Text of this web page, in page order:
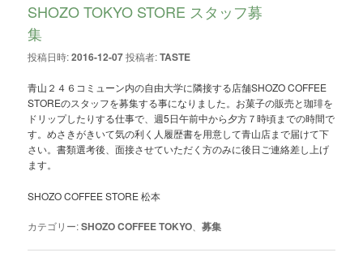
SHOZO TOKYO STORE スタッフ募
集
投稿日時:2016-12-07投稿者:TASTE
青山２４６コミューン内の自由大学に隣接する店舗SHOZO COFFEE
STOREのスタッフを募集する事になりました。お菓子の販売と珈琲を
ドリップしたりする仕事で、週5日午前中から夕方７時頃までの時間で
す。めさきがきいて気の利く人履歴書を用意して青山店まで届けて下
さい。書類選考後、面接させていただく方のみに後日ご連絡差し上げ
ます。
SHOZO COFFEE STORE 松本
カテゴリー:SHOZO COFFEE TOKYO 、募集